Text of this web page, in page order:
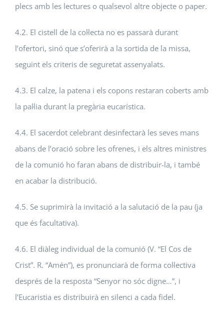
plecs amb les lectures o qualsevol altre objecte o paper.
4.2. El cistell de la col·lecta no es passarà durant
l’ofertori, sinó que s’oferirà a la sortida de la missa,
seguint els criteris de seguretat assenyalats.
4.3. El calze, la patena i els copons restaran coberts amb
la pal·lia durant la pregària eucarística.
4.4. El sacerdot celebrant desinfectarà les seves mans
abans de l’oració sobre les ofrenes, i els altres ministres
de la comunió ho faran abans de distribuir-la, i també
en acabar la distribució.
4.5. Se suprimirà la invitació a la salutació de la pau (ja
que és facultativa).
4.6. El diàleg individual de la comunió (V. “El Cos de
Crist”. R. “Amén”), es pronunciarà de forma col·lectiva
després de la resposta “Senyor no sóc digne…”, i
l’Eucaristia es distribuirà en silenci a cada fidel.